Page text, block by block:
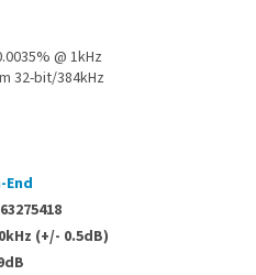
@ 1kHz
32-bit/384kHz
End
(+/- 0.5dB)